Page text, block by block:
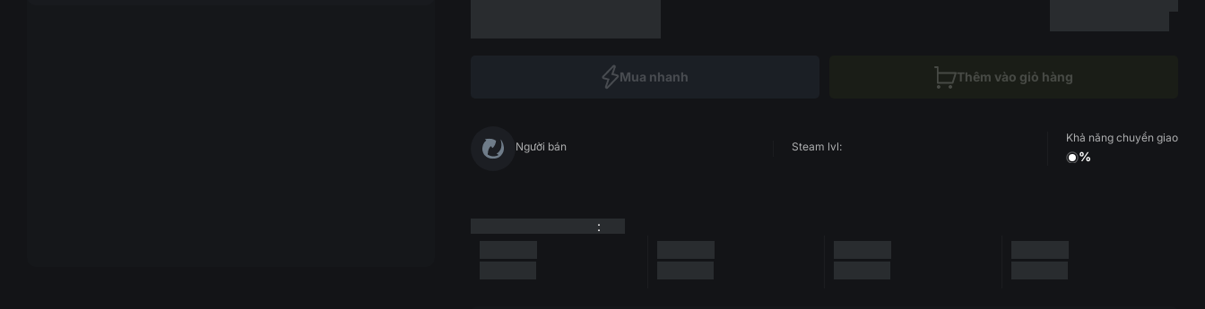
Mua nhanh Thêm vào giỏ hàng
Người bán Steam lvl:
Khả năng chuyển giao
%
: